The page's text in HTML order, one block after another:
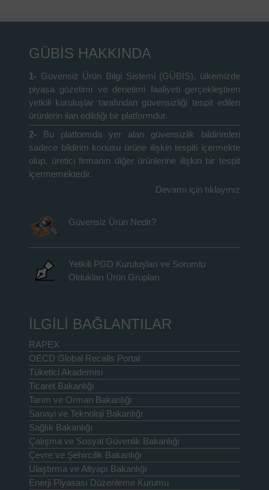
GÜBİS HAKKINDA
1- Güvensiz Ürün Bilgi Sistemi (GÜBİS), ülkemizde
piyasa gözetimi ve denetimi faaliyeti gerçekleştiren
yetkili kuruluşlar tarafından güvensizliği tespit edilen
ürünlerin ilan edildiği bir platformdur.
2-
Bu platformda yer alan güvensizlik bildirimleri
sadece bildirim konusu ürüne ilişkin tespiti içermekte
olup, üretici firmanın diğer ürünlerine ilişkin bir tespit
içermemektedir.
Devamı için tıklayınız
Güvensiz Ürün Nedir?
Yetkili PGD Kuruluşları ve Sorumlu
Oldukları Ürün Grupları
İLGİLİ BAĞLANTILAR
RAPEX
OECD Global Recalls Portal
Tüketici Akademisi
Ticaret Bakanlığı
Tarım ve Orman Bakanlığı
Sanayi ve Teknoloji Bakanlığı
Sağlık Bakanlığı
Çalışma ve Sosyal Güvenlik Bakanlığı
Çevre ve Şehircilik Bakanlığı
Ulaştırma ve Altyapı Bakanlığı
Enerji Piyasası Düzenleme Kurumu